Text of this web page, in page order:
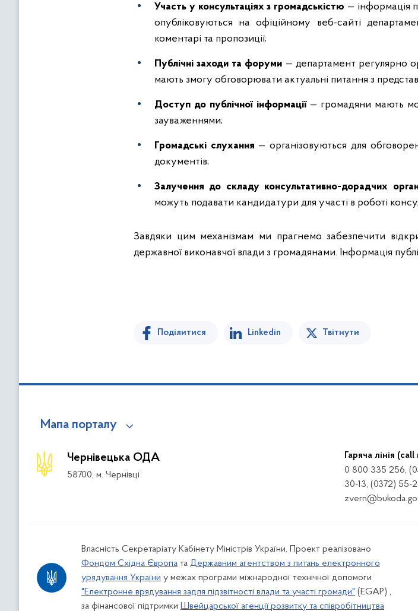
Участь у консультаціях з громадськістю — інформація
опубліковуються на офіційному веб-сайті
коментарі та пропозиції;
Публічні заходи та форуми — департамент регулярно
мають змогу обговорювати актуальні питання з
Доступ до публічної інформації— громадяни мають
зауваженнями;
Громадські слухання — організовуються для
документів;
Залучення до складу консультативно-дорадчих
можуть подавати кандидатури для участі в роботі
Завдяки цим механізмам ми прагнемо забезпечити
державної виконавчої влади з громадянами. Інформація
Поділитися Linkedin Твітнути
Мапа порталу
Чернівецька ОДА
58700, м. Чернівці
Гаряча лінія
0 800 335 256,
30-13, (0372) 55-
Власність Секретаріату Кабінету Міністрів України. Проект реалізовано
Фондом Східна Європа та Державним агентством з питань електронного
урядування України у межах програми міжнародної технічної допомоги
"Електронне врядування задля підзвітності влади та участі громади" (EGAP) ,
за фінансової підтримки Швейцарської агенції розвитку та співробітництва